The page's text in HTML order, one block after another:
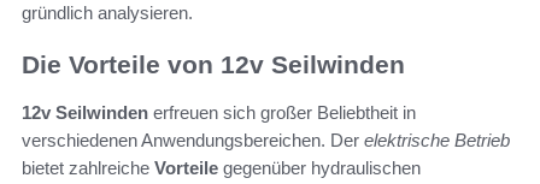
gründlich analysieren.
Die Vorteile von 12v Seilwinden
12v Seilwinden erfreuen sich großer Beliebtheit in
verschiedenen Anwendungsbereichen. Der elektrische Betrieb
bietet zahlreiche Vorteile gegenüber hydraulischen